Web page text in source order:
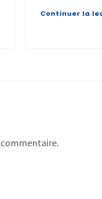
Continuer la